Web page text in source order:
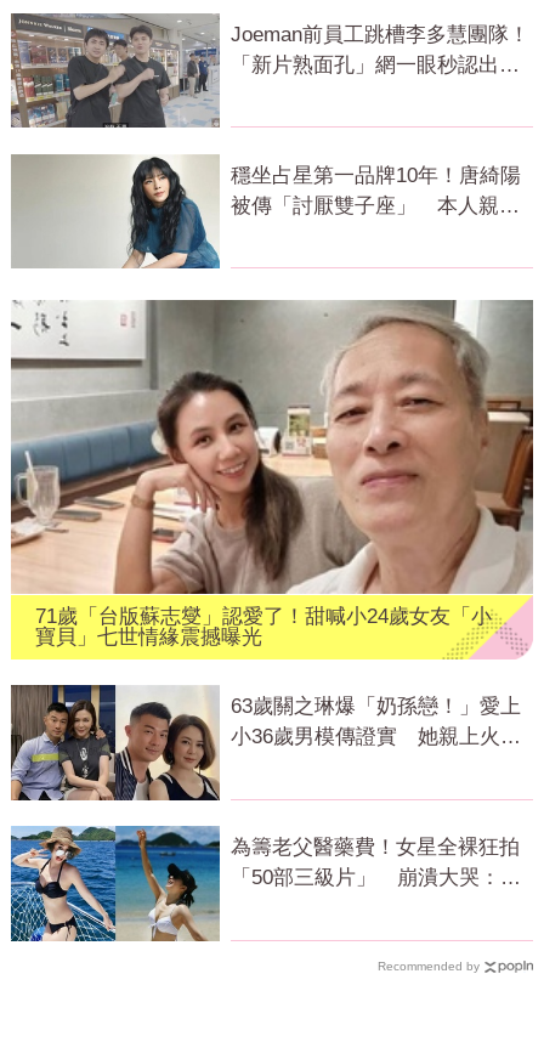
Joeman前員工跳槽李多慧團隊！
「新片熟面孔」網一眼秒認出：
穩坐占星第一品牌10年！唐綺陽
被傳「討厭雙子座」 本人親揭
71歲「台版蘇志燮」認愛了！甜喊小24歲女友「小
寶貝」七世情緣震撼曝光
63歲關之琳爆「奶孫戀！」愛上
小36歲男模傳證實 她親上火線
為籌老父醫藥費！女星全裸狂拍
「50部三級片」 崩潰大哭：沒
Recommended by